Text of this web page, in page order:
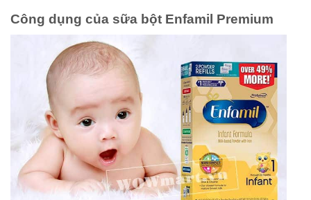
Công dụng của sữa bột Enfamil Premium